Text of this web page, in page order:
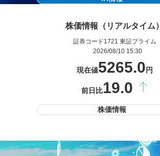
株価情報（リアルタイム）
証券コード1721 東証プライム
2026/08/10 15:30
現在値5265.0 円
前日比19.0
株価情報